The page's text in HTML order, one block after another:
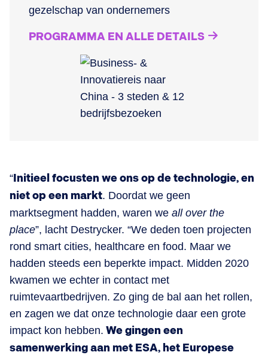
gezelschap van ondernemers
PROGRAMMA EN ALLE DETAILS
“Initieel focusten we ons op de technologie, en
niet op een markt. Doordat we geen
marktsegment hadden, waren we all over the
place”, lacht Destrycker. “We deden toen projecten
rond smart cities, healthcare en food. Maar we
hadden steeds een beperkte impact. Midden 2020
kwamen we echter in contact met
ruimtevaartbedrijven. Zo ging de bal aan het rollen,
en zagen we dat onze technologie daar een grote
impact kon hebben. We gingen een
samenwerking aan met ESA, het Europese